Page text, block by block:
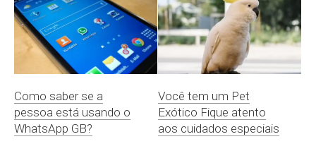
Como saber se a
pessoa está usando o
WhatsApp GB?
Você tem um Pet
Exótico Fique atento
aos cuidados especiais